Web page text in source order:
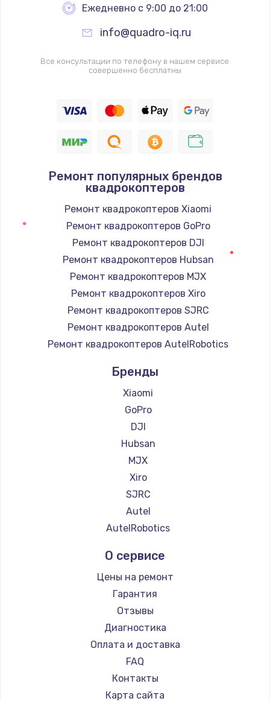
Замена термопредохранителя
700 руб.
Заказать
2500 руб.
1400 руб.
Заказать
Замена / ремонт электронного модуля
Заказать
Заказать
Замена платы сенсора
900 руб.
Заказать
Замена регулятора режимов конфорки
900 руб.
Заказать
Замена сенсорного датчика
Замена сигнальной лампы
1200 руб.
Заказать
Замена системной платы
1500 руб.
Заказать
Ежедневно с 9:00 до 21:00
info@quadro-iq.ru
Все консультации по телефону в нашем сервисе
совершенно бесплатны
Ремонт популярных брендов
квадрокоптеров
Ремонт квадрокоптеров Xiaomi
Ремонт квадрокоптеров GoPro
Ремонт квадрокоптеров DJI
Ремонт квадрокоптеров Hubsan
Ремонт квадрокоптеров MJX
Ремонт квадрокоптеров Xiro
Ремонт квадрокоптеров SJRC
Ремонт квадрокоптеров Autel
Ремонт квадрокоптеров AutelRobotics
Бренды
Xiaomi
GoPro
DJI
Hubsan
MJX
Xiro
SJRC
Autel
AutelRobotics
О сервисе
Цены на ремонт
Гарантия
Отзывы
Диагностика
Оплата и доставка
FAQ
Контакты
Карта сайта